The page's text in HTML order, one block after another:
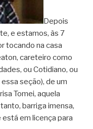
Depois
e estamos, às 7
tocando na casa
careteiro como
ou Cotidiano, ou
seção), de um
Tomei, aquela
barriga imensa,
em licença para